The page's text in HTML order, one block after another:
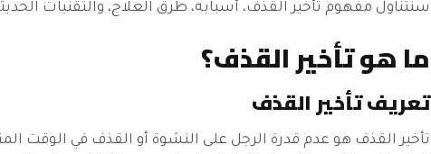
سنتناول مفهوم تأخير القذف، أسبابه، طرق العلاج، والتقنيات
ما هو تأخير القذف؟
تعريف تأخير القذف
تأخير القذف هو عدم قدرة الرجل على النشوة أو القذف في الوقت